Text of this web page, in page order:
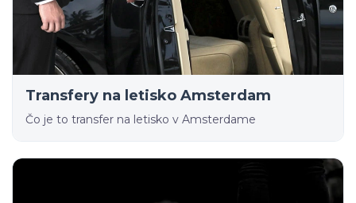
Transfery na letisko Amsterdam
Čo je to transfer na letisko v Amsterdame